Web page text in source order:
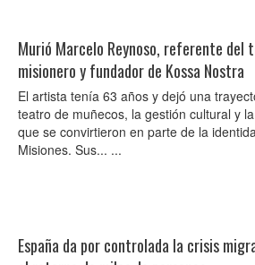
Murió Marcelo Reynoso, referente
misionero y fundador de Kossa Nostra
El artista tenía 63 años y dejó una
teatro de muñecos, la gestión cultural y
que se convirtieron en parte de la
Misiones. Sus... ...
España da por controlada la crisis